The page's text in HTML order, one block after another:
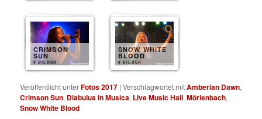
CRIMSON
SUN
9 BILDER
SNOW WHITE
BLOOD
8 BILDER
Veröffentlicht unterFotos 2017 |Verschlagwortet mitAmberian Dawn,
Crimson Sun, Diabulus in Musica, Live Music Hall,Mörlenbach,
Snow White Blood